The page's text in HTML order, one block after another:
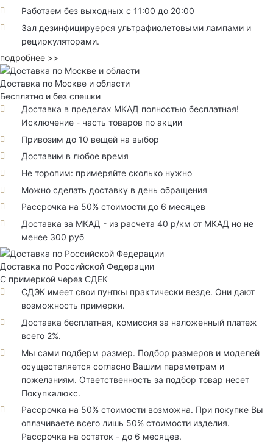
Работаем без выходных с 11:00 до 20:00
Зал дезинфицируерся ультрафиолетовыми лампами и
рециркуляторами.
подробнее >>
Доставка по Москве и области
Бесплатно и без спешки
Доставка в пределах МКАД полностью бесплатная!
Исключение - часть товаров по акции
Привозим до 10 вещей на выбор
Доставим в любое время
Не торопим: примеряйте сколько нужно
Можно сделать доставку в день обращения
Рассрочка на 50% стоимости до 6 месяцев
Доставка за МКАД - из расчета 40 р/км от МКАД но не
менее 300 руб
Доставка по Российской Федерации
С примеркой через СДЕК
СДЭК имеет свои пунткы практически везде. Они дают
возможность примерки.
Доставка бесплатная, комиссия за наложенный платеж
всего 2%.
Мы сами подберм размер. Подбор размеров и моделей
осуществляется согласно Вашим параметрам и
пожеланиям. Ответственность за подбор товар несет
Покупкалюкс.
Рассрочка на 50% стоимости возможна. При покупке Вы
оплачиваете всего лишь 50% стоимости изделия.
Рассрочка на остаток - до 6 месяцев.